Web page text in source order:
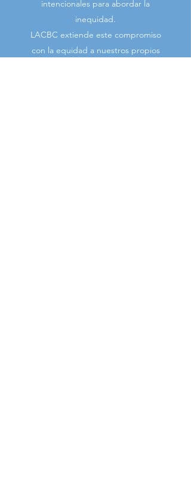
intencionales para abordar la
inequidad.
LACBC extiende este compromiso
con la equidad a nuestros propios